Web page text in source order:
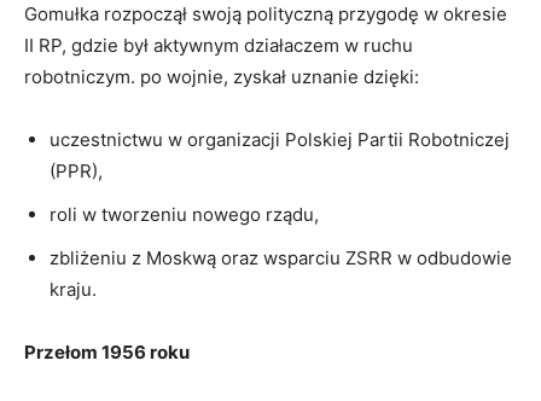
Gomułka rozpoczął swoją polityczną przygodę w okresie
II RP, gdzie był aktywnym działaczem w ruchu
robotniczym. po wojnie, zyskał uznanie dzięki:
uczestnictwu w organizacji Polskiej Partii Robotniczej
(PPR),
roli w tworzeniu nowego rządu,
zbliżeniu z Moskwą oraz wsparciu ZSRR w odbudowie
kraju.
Przełom 1956 roku